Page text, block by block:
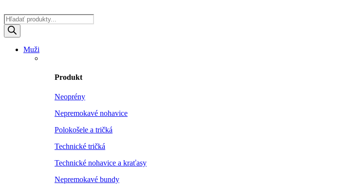
Products
search
Muži
Produkt
Neoprény
Nepremokavé nohavice
Polokošele a tričká
Technické tričká
Technické nohavice a kraťasy
Nepremokavé bundy